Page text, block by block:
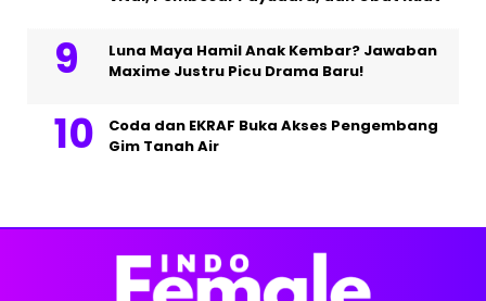
Luna Maya Hamil Anak Kembar? Jawaban
Maxime Justru Picu Drama Baru!
Coda dan EKRAF Buka Akses Pengembang
Gim Tanah Air